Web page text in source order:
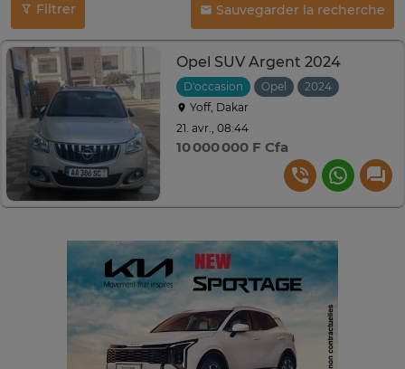
Filtrer Sauvegarder la recherche
Opel SUV Argent 2024
D'occasion Opel 2024
Yoff, Dakar
21. avr., 08:44
10 000 000 F Cfa